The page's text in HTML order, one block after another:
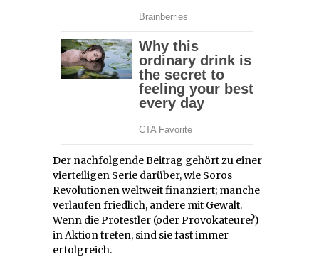
Der nachfolgende Beitrag gehört zu einer
vierteiligen Serie darüber, wie Soros
Revolutionen weltweit finanziert; manche
verlaufen friedlich, andere mit Gewalt.
Wenn die Protestler (oder Provokateure?)
in Aktion treten, sind sie fast immer
erfolgreich.